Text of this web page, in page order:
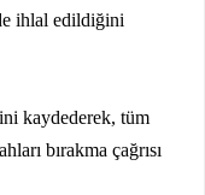
ihlal edildiğini
kaydederek, tüm
bırakma çağrısı